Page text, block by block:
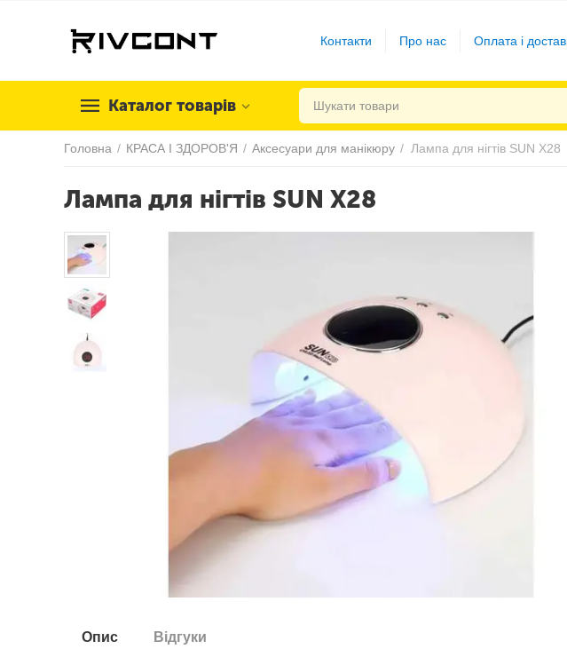
Контакти Про нас Оплата і
Каталог товарів
Головна / КРАСА І ЗДОРОВ'Я / Аксесуари для манікюру / Лампа для нігтів SUN X28
Лампа для нігтів SUN X28
Опис Відгуки